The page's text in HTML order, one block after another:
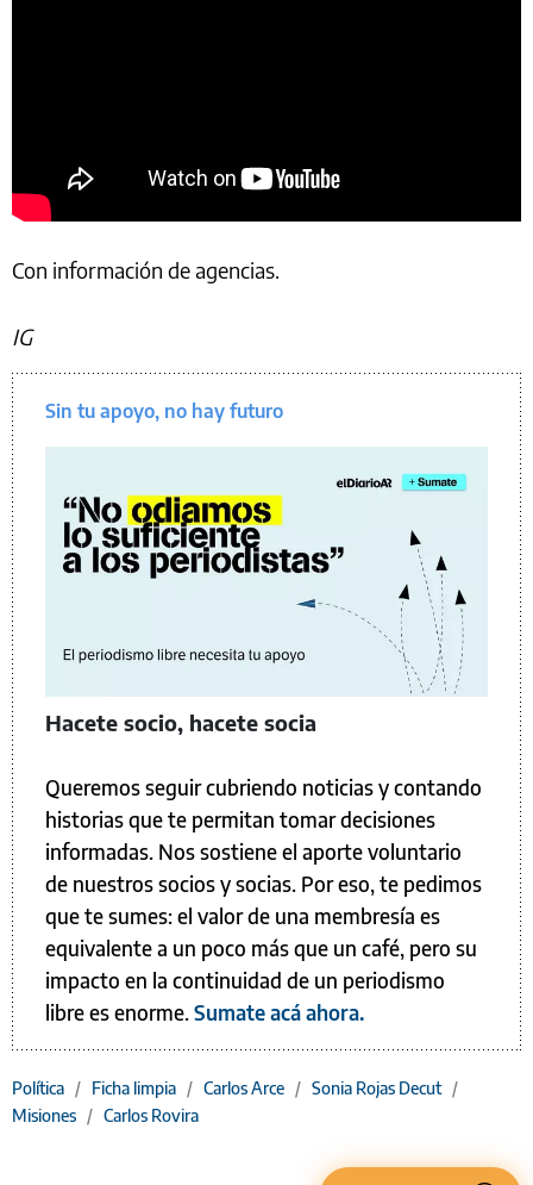
Con información de agencias.
IG
Sin tu apoyo, no hay futuro
Hacete socio, hacete socia
Queremos seguir cubriendo noticias y contando
historias que te permitan tomar decisiones
informadas. Nos sostiene el aporte voluntario
de nuestros socios y socias. Por eso, te pedimos
que te sumes: el valor de una membresía es
equivalente a un poco más que un café, pero su
impacto en la continuidad de un periodismo
libre es enorme.Sumate acá ahora.
Política / Ficha limpia / Carlos Arce / Sonia Rojas Decut /
Misiones / Carlos Rovira